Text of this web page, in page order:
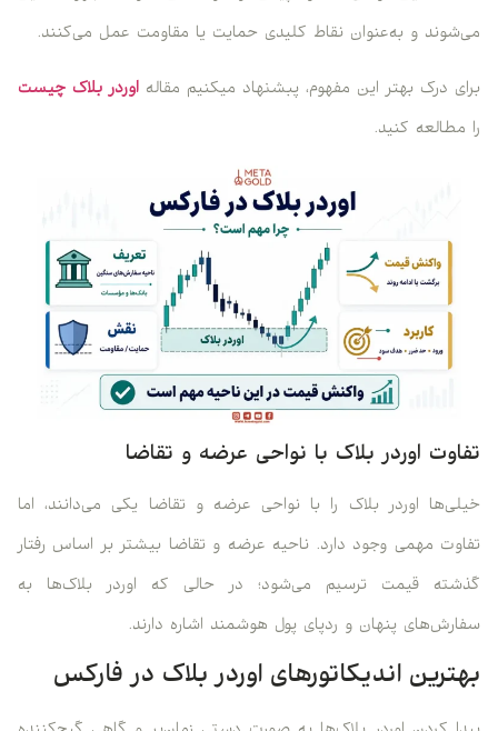
می‌شوند و به‌عنوان نقاط کلیدی حمایت یا مقاومت عمل می‌کنند.
برای درک بهتر این مفهوم، پبشنهاد میکنیم مقاله اوردر بلاک چیست
را مطالعه کنید.
تفاوت اوردر بلاک با نواحی عرضه و تقاضا
خیلی‌ها اوردر بلاک را با نواحی عرضه و تقاضا یکی می‌دانند، اما
تفاوت مهمی وجود دارد. ناحیه عرضه و تقاضا بیشتر بر اساس رفتار
گذشته قیمت ترسیم می‌شود؛ در حالی که اوردر بلاک‌ها به
سفارش‌های پنهان و ردپای پول هوشمند اشاره دارند.
بهترین اندیکاتورهای اوردر بلاک در فارکس